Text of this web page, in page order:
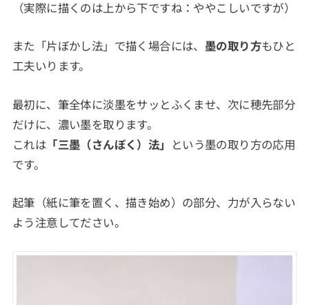
（実際に描くのは上から下ですね：ややこしいですが）
また「片ぼかし法」で描く場合には、 墨の取り方もひと
工夫いります。
最初に、筆全体に淡墨をサッとふくませ、次に穂先部分
だけに、濃い墨を取ります。
これは 「三墨（さんぼく）法」 という墨の取り方の応用
です。
起筆（紙に筆を置く、描き始め）の部分、力が入らない
よう注意してださい。